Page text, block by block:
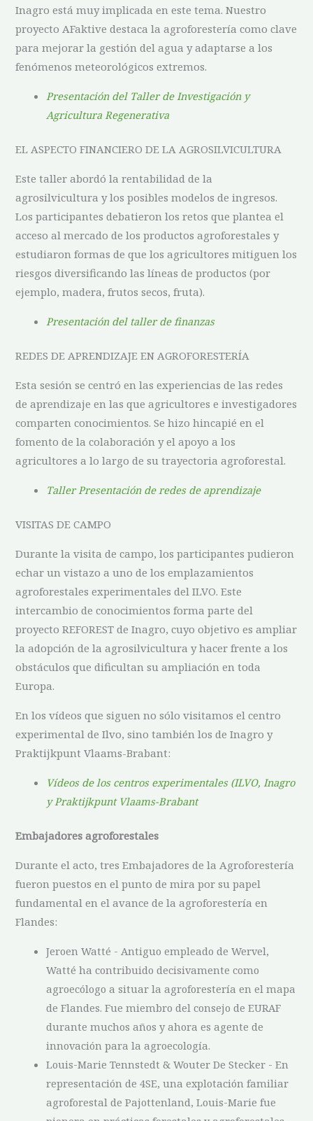
Inagro está muy implicada en este tema. Nuestro
proyecto AFaktive destaca la agroforestería como clave
para mejorar la gestión del agua y adaptarse a los
fenómenos meteorológicos extremos.
Presentación del Taller de Investigación y
Agricultura Regenerativa
EL ASPECTO FINANCIERO DE LA AGROSILVICULTURA
Este taller abordó la rentabilidad de la
agrosilvicultura y los posibles modelos de ingresos.
Los participantes debatieron los retos que plantea el
acceso al mercado de los productos agroforestales y
estudiaron formas de que los agricultores mitiguen los
riesgos diversificando las líneas de productos (por
ejemplo, madera, frutos secos, fruta).
Presentación del taller de finanzas
REDES DE APRENDIZAJE EN AGROFORESTERÍA
Esta sesión se centró en las experiencias de las redes
de aprendizaje en las que agricultores e investigadores
comparten conocimientos. Se hizo hincapié en el
fomento de la colaboración y el apoyo a los
agricultores a lo largo de su trayectoria agroforestal.
Taller Presentación de redes de aprendizaje
VISITAS DE CAMPO
Durante la visita de campo, los participantes pudieron
echar un vistazo a uno de los emplazamientos
agroforestales experimentales del ILVO. Este
intercambio de conocimientos forma parte del
proyecto REFOREST de Inagro, cuyo objetivo es ampliar
la adopción de la agrosilvicultura y hacer frente a los
obstáculos que dificultan su ampliación en toda
Europa.
En los vídeos que siguen no sólo visitamos el centro
experimental de Ilvo, sino también los de Inagro y
Praktijkpunt Vlaams-Brabant:
Vídeos de los centros experimentales (ILVO, Inagro
y Praktijkpunt Vlaams-Brabant
Embajadores agroforestales
Durante el acto, tres Embajadores de la Agroforestería
fueron puestos en el punto de mira por su papel
fundamental en el avance de la agroforestería en
Flandes:
Jeroen Watté - Antiguo empleado de Wervel,
Watté ha contribuido decisivamente como
agroecólogo a situar la agroforestería en el mapa
de Flandes. Fue miembro del consejo de EURAF
durante muchos años y ahora es agente de
innovación para la agroecología.
Louis-Marie Tennstedt & Wouter De Stecker - En
representación de 4SE, una explotación familiar
agroforestal de Pajottenland, Louis-Marie fue